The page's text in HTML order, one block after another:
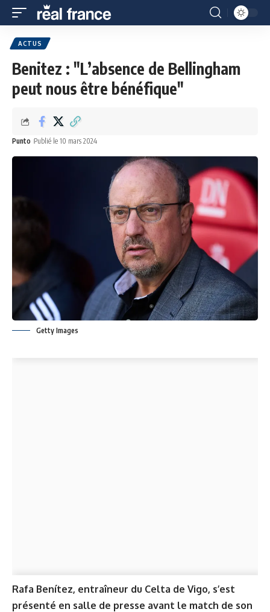
ACTUS
Benitez : "L’absence de Bellingham
peut nous être bénéfique"
Punto Publié le 10 mars 2024
Getty Images
Rafa Benítez, entraîneur du Celta de Vigo, s’est
présenté en salle de presse avant le match de son